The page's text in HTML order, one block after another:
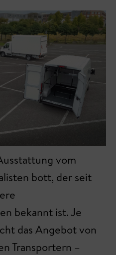
vom
bott, der seit
bekannt ist. Je
das Angebot von
Transportern –